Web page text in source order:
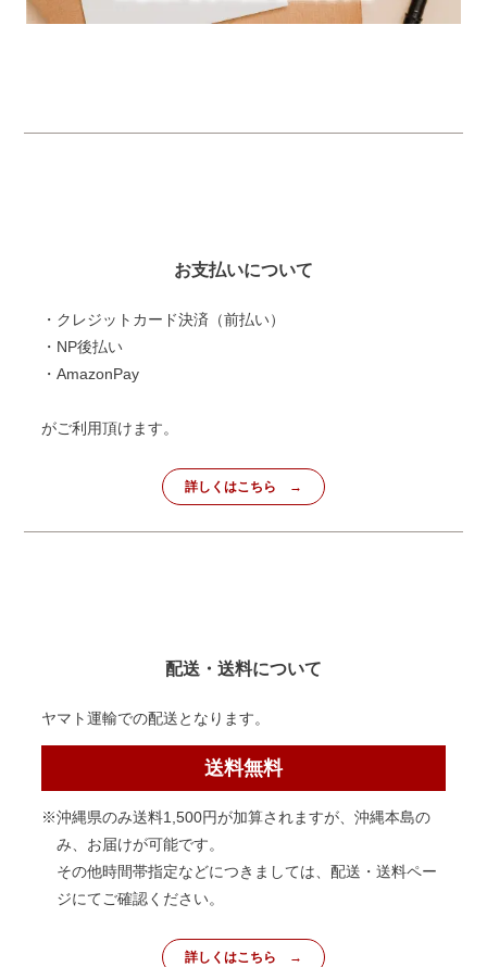
お支払いについて
・クレジットカード決済（前払い）
・NP後払い
・AmazonPay
がご利用頂けます。
詳しくはこちら
配送・送料について
ヤマト運輸での配送となります。
送料無料
※沖縄県のみ送料1,500円が加算されますが、沖縄本島の
み、お届けが可能です。
その他時間帯指定などにつきましては、配送・送料ペー
ジにてご確認ください。
詳しくはこちら